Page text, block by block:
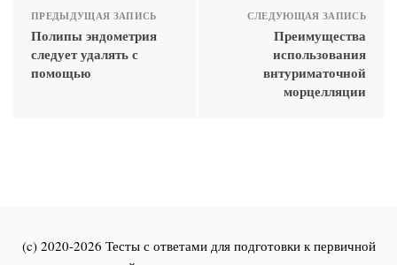
ПРЕДЫДУЩАЯ ЗАПИСЬ
Полипы эндометрия
следует удалять с
помощью
СЛЕДУЮЩАЯ ЗАПИСЬ
Преимущества
использования
внтуриматочной
морцелляции
(c) 2020-2026 Тесты с ответами для подготовки к первичной